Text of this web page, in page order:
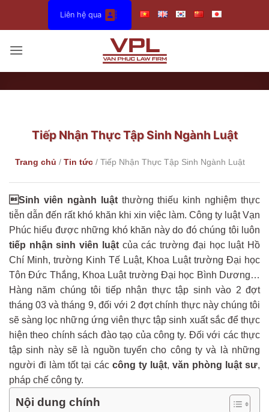
dung
Liên hệ qua
Tiếp Nhận Thực Tập Sinh Ngành Luật
Trang chủ / Tin tức / Tiếp Nhận Thực Tập Sinh Ngành Luật
Sinh viên ngành luậtthường thiếu kinh nghiệm thực
tiễn dẫn đến rất khó khăn khi xin việc làm. Công ty luật Vạn
Phúc hiểu được những khó khăn này do đó chúng tôi luôn
tiếp nhận sinh viên luậtcủa các trường đại học luật Hồ
Chí Minh, trường Kinh Tế Luật, Khoa Luật trường Đại học
Tôn Đức Thắng, Khoa Luật trường Đại học Bình Dương…
Hàng năm chúng tôi tiếp nhận thực tập sinh vào 2 đợt
tháng 03 và tháng 9, đối với 2 đợt chính thực này chúng tôi
sẽ sàng lọc những ứng viên thực tập sinh xuất sắc để thực
hiện theo chính sách đào tạọ của công ty. Đối với các thực
tập sinh này sẽ là nguồn tuyển cho công ty và là những
người đi làm tốt tại các công ty luật, văn phòng luật sư,
pháp chế công ty.
Nội dung chính